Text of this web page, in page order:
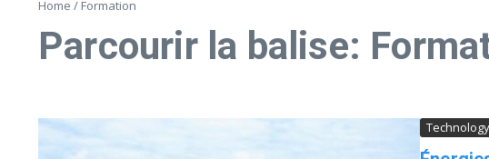
Home / Formation
Parcourir la balise:
Technology